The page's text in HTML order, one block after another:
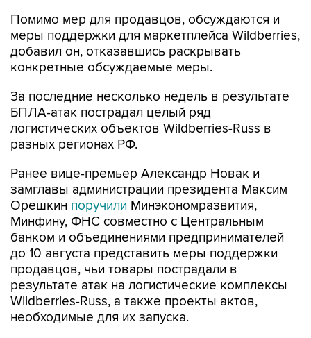
Помимо мер для продавцов, обсуждаются и
меры поддержки для маркетплейса Wildberries,
добавил он, отказавшись раскрывать
конкретные обсуждаемые меры.
За последние несколько недель в результате
БПЛА-атак пострадал целый ряд
логистических объектов Wildberries-Russ в
разных регионах РФ.
Ранее вице-премьер Александр Новак и
замглавы администрации президента Максим
Орешкин поручили Минэкономразвития,
Минфину, ФНС совместно с Центральным
банком и объединениями предпринимателей
до 10 августа представить меры поддержки
продавцов, чьи товары пострадали в
результате атак на логистические комплексы
Wildberries-Russ, а также проекты актов,
необходимые для их запуска.